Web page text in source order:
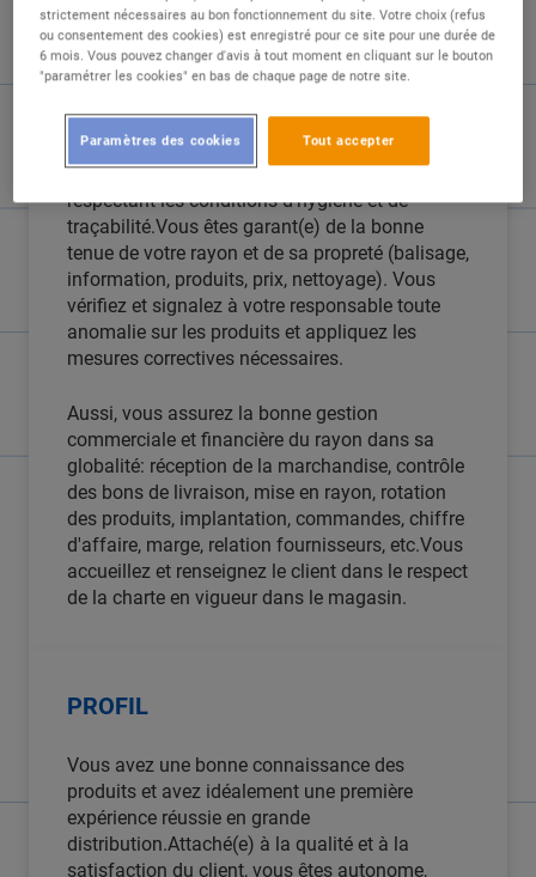
DESCRIPTION
Sous le contrôle du responsable produits frais,
transformation des produits et effectuez la
vente de ceux-ci.Bon professionnel, vous
maîtrisez les techniques de découpe, tout en
respectant les conditions d'hygiène et de
traçabilité.Vous êtes garant(e) de la bonne
tenue de votre rayon et de sa propreté (balisage,
information, produits, prix, nettoyage). Vous
vérifiez et signalez à votre responsable toute
anomalie sur les produits et appliquez les
mesures correctives nécessaires.
Aussi, vous assurez la bonne gestion
commerciale et financière du rayon dans sa
globalité: réception de la marchandise, contrôle
des bons de livraison, mise en rayon, rotation
des produits, implantation, commandes, chiffre
d'affaire, marge, relation fournisseurs, etc.Vous
accueillez et renseignez le client dans le respect
de la charte en vigueur dans le magasin.
PROFIL
Vous avez une bonne connaissance des
produits et avez idéalement une première
expérience réussie en grande
distribution.Attaché(e) à la qualité et à la
satisfaction du client, vous êtes autonome,
strictement nécessaires au bon fonctionnement du site. Votre choix (refus
ou consentement des cookies) est enregistré pour ce site pour une durée de
6 mois. Vous pouvez changer d'avis à tout moment en cliquant sur le bouton
"paramétrer les cookies" en bas de chaque page de notre site.
Tout accepter
Paramètres des cookies